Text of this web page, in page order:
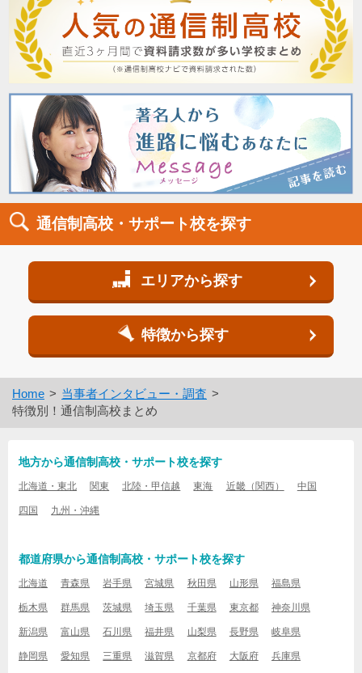
通信制高校・サポート校を探す
エリアから探す
特徴から探す
Home
当事者インタビュー・調査
特徴別！通信制高校まとめ
地方から通信制高校・サポート校を探す
北海道・東北 関東 北陸・甲信越 東海 近畿（関西） 中国
四国 九州・沖縄
都道府県から通信制高校・サポート校を探す
北海道 青森県 岩手県 宮城県 秋田県 山形県 福島県
栃木県 群馬県 茨城県 埼玉県 千葉県 東京都 神奈川県
新潟県 富山県 石川県 福井県 山梨県 長野県 岐阜県
静岡県 愛知県 三重県 滋賀県 京都府 大阪府 兵庫県